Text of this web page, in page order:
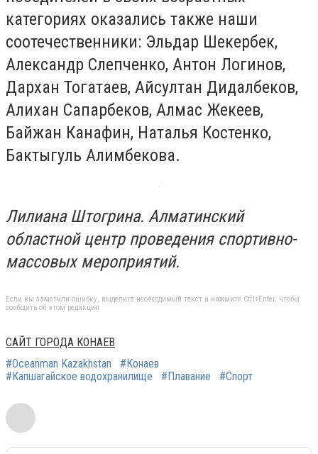
категориях оказались также наши
соотечественники: Эльдар Шекербек,
Александр Слепченко, Антон Логинов,
Дархан Тогатаев, Айсултан Дидалбеков,
Алихан Сапарбеков, Алмас Жекеев,
Байжан Канафин, Наталья Костенко,
Бактыгуль Алимбекова.
Лилиана Штогрина. Алматинский
областной центр проведения спортивно-
массовых мероприятий.
Если вы заметили ошибку, выделите необходимый текст и нажмите Ctrl+Enter, чтобы
сообщить об этом редакции
САЙТ ГОРОДА КОНАЕВ
#Oceanman Kazakhstan
#Конаев
#Капшагайское водохранилище
#Плавание #Спорт